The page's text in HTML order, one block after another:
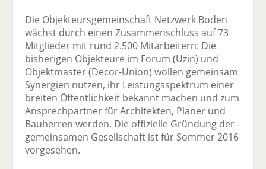
Die Objekteursgemeinschaft Netzwerk Boden
wächst durch einen Zusammenschluss auf 73
Mitglieder mit rund 2.500 Mitarbeitern: Die
bisherigen Objekteure im Forum (Uzin) und
Objektmaster (Decor-Union) wollen gemeinsam
Synergien nutzen, ihr Leistungsspektrum einer
breiten Öffentlichkeit bekannt machen und zum
Ansprechpartner für Architekten, Planer und
Bauherren werden. Die offizielle Gründung der
gemeinsamen Gesellschaft ist für Sommer 2016
vorgesehen.